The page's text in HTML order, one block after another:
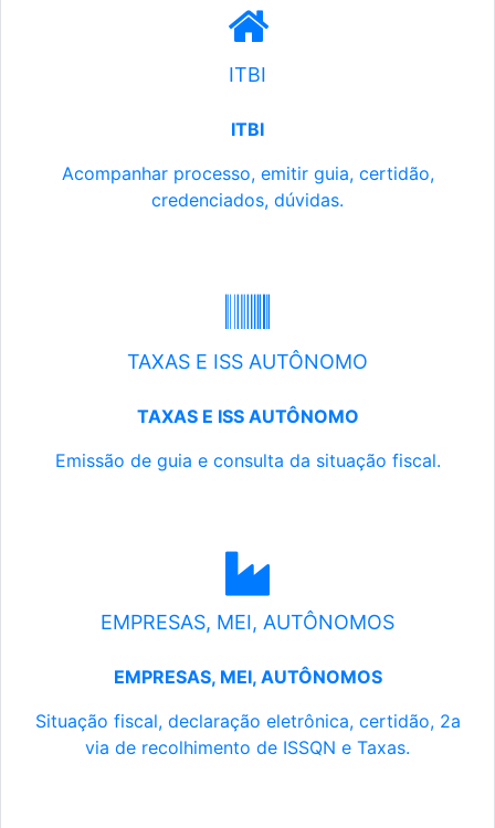
ITBI
ITBI
Acompanhar processo, emitir guia, certidão,
credenciados, dúvidas.
TAXAS E ISS AUTÔNOMO
TAXAS E ISS AUTÔNOMO
Emissão de guia e consulta da situação fiscal.
EMPRESAS, MEI, AUTÔNOMOS
EMPRESAS, MEI, AUTÔNOMOS
Situação fiscal, declaração eletrônica, certidão, 2a
via de recolhimento de ISSQN e Taxas.